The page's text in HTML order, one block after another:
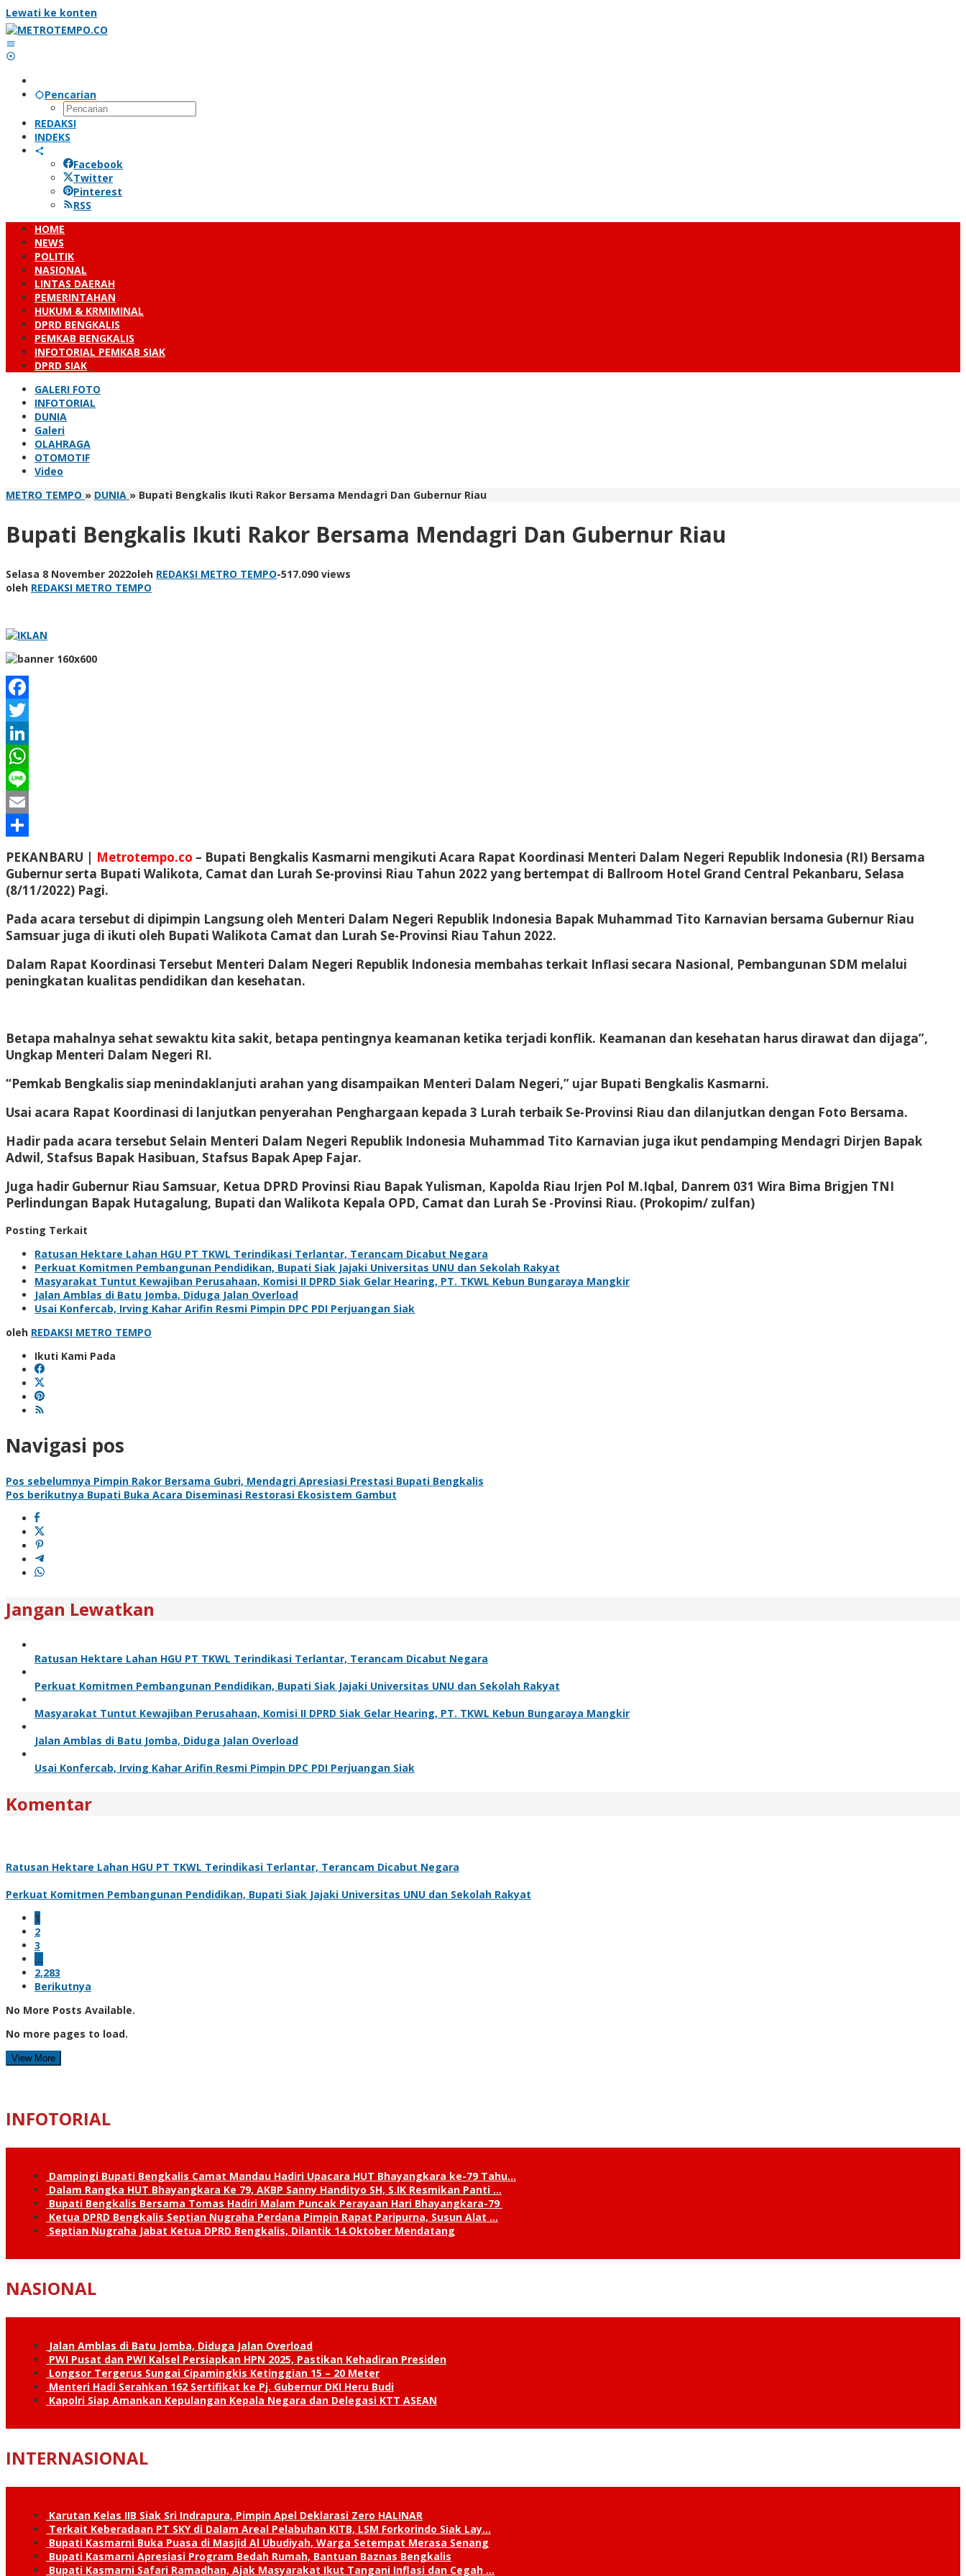
Lewati ke konten
Pencarian
REDAKSI
INDEKS
Facebook
Twitter
Pinterest
RSS
HOME
NEWS
POLITIK
NASIONAL
LINTAS DAERAH
PEMERINTAHAN
HUKUM & KRMIMINAL
DPRD BENGKALIS
PEMKAB BENGKALIS
INFOTORIAL PEMKAB SIAK
DPRD SIAK
GALERI FOTO
INFOTORIAL
DUNIA
Galeri
OLAHRAGA
OTOMOTIF
Video
METRO TEMPO » DUNIA » Bupati Bengkalis Ikuti Rakor Bersama Mendagri Dan Gubernur Riau
Bupati Bengkalis Ikuti Rakor Bersama Mendagri Dan Gubernur Riau
Selasa 8 November 2022oleh REDAKSI METRO TEMPO-517.090 views
oleh REDAKSI METRO TEMPO
Facebook
Twitter
LinkedIn
WhatsApp
Line
Email
PEKANBARU | Metrotempo.co – Bupati Bengkalis Kasmarni mengikuti Acara Rapat Koordinasi Menteri Dalam Negeri Republik Indonesia (RI) Bersama
Gubernur serta Bupati Walikota, Camat dan Lurah Se-provinsi Riau Tahun 2022 yang bertempat di Ballroom Hotel Grand Central Pekanbaru, Selasa
(8/11/2022) Pagi.
Pada acara tersebut di dipimpin Langsung oleh Menteri Dalam Negeri Republik Indonesia Bapak Muhammad Tito Karnavian bersama Gubernur Riau
Samsuar juga di ikuti oleh Bupati Walikota Camat dan Lurah Se-Provinsi Riau Tahun 2022.
Dalam Rapat Koordinasi Tersebut Menteri Dalam Negeri Republik Indonesia membahas terkait Inflasi secara Nasional, Pembangunan SDM melalui
peningkatan kualitas pendidikan dan kesehatan.
Betapa mahalnya sehat sewaktu kita sakit, betapa pentingnya keamanan ketika terjadi konflik. Keamanan dan kesehatan harus dirawat dan dijaga”,
Ungkap Menteri Dalam Negeri RI.
“Pemkab Bengkalis siap menindaklanjuti arahan yang disampaikan Menteri Dalam Negeri,” ujar Bupati Bengkalis Kasmarni.
Usai acara Rapat Koordinasi di lanjutkan penyerahan Penghargaan kepada 3 Lurah terbaik Se-Provinsi Riau dan dilanjutkan dengan Foto Bersama.
Hadir pada acara tersebut Selain Menteri Dalam Negeri Republik Indonesia Muhammad Tito Karnavian juga ikut pendamping Mendagri Dirjen Bapak
Adwil, Stafsus Bapak Hasibuan, Stafsus Bapak Apep Fajar.
Juga hadir Gubernur Riau Samsuar, Ketua DPRD Provinsi Riau Bapak Yulisman, Kapolda Riau Irjen Pol M.Iqbal, Danrem 031 Wira Bima Brigjen TNI
Perlindungan Bapak Hutagalung, Bupati dan Walikota Kepala OPD, Camat dan Lurah Se -Provinsi Riau. (Prokopim/ zulfan)
Posting Terkait
Ratusan Hektare Lahan HGU PT TKWL Terindikasi Terlantar, Terancam Dicabut Negara
Perkuat Komitmen Pembangunan Pendidikan, Bupati Siak Jajaki Universitas UNU dan Sekolah Rakyat
Masyarakat Tuntut Kewajiban Perusahaan, Komisi II DPRD Siak Gelar Hearing, PT. TKWL Kebun Bungaraya Mangkir
Jalan Amblas di Batu Jomba, Diduga Jalan Overload
Usai Konfercab, Irving Kahar Arifin Resmi Pimpin DPC PDI Perjuangan Siak
oleh REDAKSI METRO TEMPO
Ikuti Kami Pada
Navigasi pos
Pos sebelumnya Pimpin Rakor Bersama Gubri, Mendagri Apresiasi Prestasi Bupati Bengkalis
Pos berikutnya Bupati Buka Acara Diseminasi Restorasi Ekosistem Gambut
Jangan Lewatkan
Ratusan Hektare Lahan HGU PT TKWL Terindikasi Terlantar, Terancam Dicabut Negara
Perkuat Komitmen Pembangunan Pendidikan, Bupati Siak Jajaki Universitas UNU dan Sekolah Rakyat
Masyarakat Tuntut Kewajiban Perusahaan, Komisi II DPRD Siak Gelar Hearing, PT. TKWL Kebun Bungaraya Mangkir
Jalan Amblas di Batu Jomba, Diduga Jalan Overload
Usai Konfercab, Irving Kahar Arifin Resmi Pimpin DPC PDI Perjuangan Siak
Komentar
Ratusan Hektare Lahan HGU PT TKWL Terindikasi Terlantar, Terancam Dicabut Negara
Perkuat Komitmen Pembangunan Pendidikan, Bupati Siak Jajaki Universitas UNU dan Sekolah Rakyat
1
2
3
…
2,283
Berikutnya
No More Posts Available.
No more pages to load.
View More
INFOTORIAL
Dampingi Bupati Bengkalis Camat Mandau Hadiri Upacara HUT Bhayangkara ke-79 Tahu…
Dalam Rangka HUT Bhayangkara Ke 79, AKBP Sanny Handityo SH, S.IK Resmikan Panti …
Bupati Bengkalis Bersama Tomas Hadiri Malam Puncak Perayaan Hari Bhayangkara-79
Ketua DPRD Bengkalis Septian Nugraha Perdana Pimpin Rapat Paripurna, Susun Alat …
Septian Nugraha Jabat Ketua DPRD Bengkalis, Dilantik 14 Oktober Mendatang
NASIONAL
Jalan Amblas di Batu Jomba, Diduga Jalan Overload
PWI Pusat dan PWI Kalsel Persiapkan HPN 2025, Pastikan Kehadiran Presiden
Longsor Tergerus Sungai Cipamingkis Ketinggian 15 – 20 Meter
Menteri Hadi Serahkan 162 Sertifikat ke Pj. Gubernur DKI Heru Budi
Kapolri Siap Amankan Kepulangan Kepala Negara dan Delegasi KTT ASEAN
INTERNASIONAL
Karutan Kelas IIB Siak Sri Indrapura, Pimpin Apel Deklarasi Zero HALINAR
Terkait Keberadaan PT SKY di Dalam Areal Pelabuhan KITB, LSM Forkorindo Siak Lay…
Bupati Kasmarni Buka Puasa di Masjid Al Ubudiyah, Warga Setempat Merasa Senang
Bupati Kasmarni Apresiasi Program Bedah Rumah, Bantuan Baznas Bengkalis
Bupati Kasmarni Safari Ramadhan, Ajak Masyarakat Ikut Tangani Inflasi dan Cegah …